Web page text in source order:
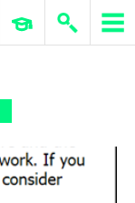
ERP 與商業 AI